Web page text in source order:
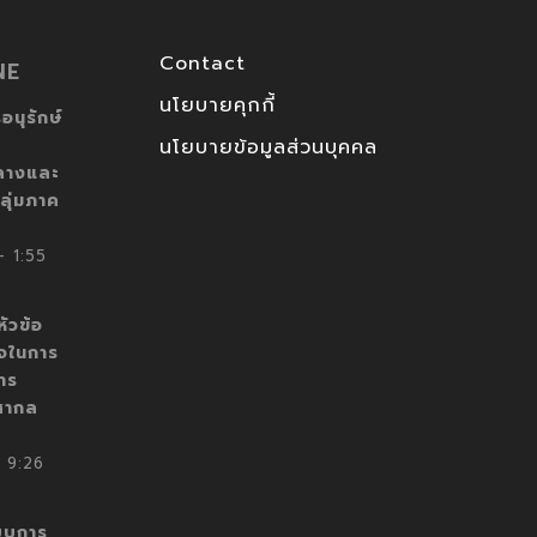
อนุรักษ์
งและ
มภาค
1:55
วข้อ
นการ
ร
กล
Contact
นโยบายคุกกี้
นโยบายข้อมูลส่วนบุคคล